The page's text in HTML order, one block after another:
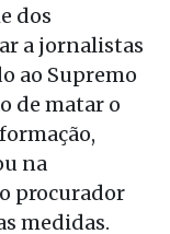
dos
a jornalistas
ao Supremo
de matar o
na
procurador
medidas.